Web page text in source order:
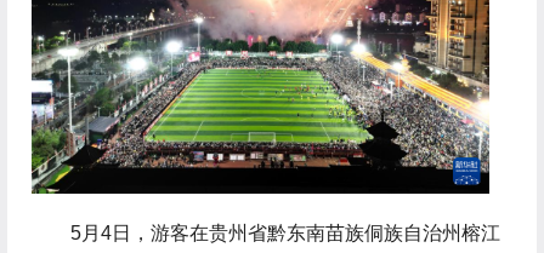
5月4日，游客在贵州省黔东南苗族侗族自治州榕江